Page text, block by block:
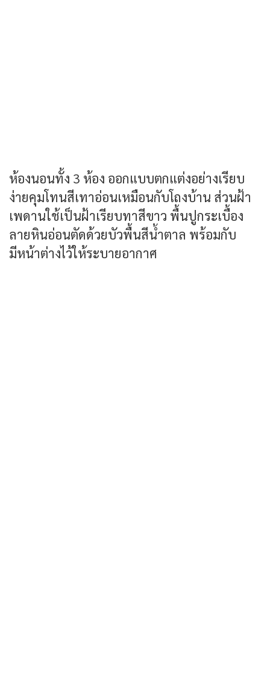
ห้องนอนทั้ง 3 ห้อง ออกแบบตกแต่งอย่างเรียบ
ง่ายคุมโทนสีเทาอ่อนเหมือนกับโถงบ้าน ส่วนฝ้า
เพดานใช้เป็นฝ้าเรียบทาสีขาว พื้นปูกระเบื้อง
ลายหินอ่อนตัดด้วยบัวพื้นสีน้ำตาล พร้อมกับ
มีหน้าต่างไว้ให้ระบายอากาศ